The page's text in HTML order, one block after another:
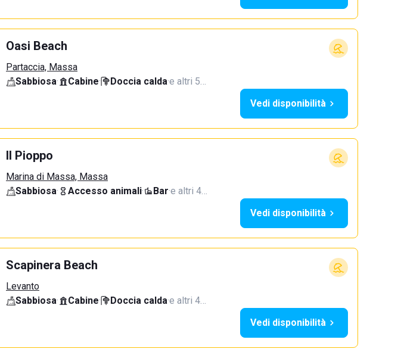
Oasi Beach
Partaccia, Massa
Sabbiosa· Cabine· Doccia calda·e altri 5…
Vedi disponibilità
Il Pioppo
Marina di Massa, Massa
Sabbiosa· Accesso animali· Bar·e altri 4…
Vedi disponibilità
Scapinera Beach
Levanto
Sabbiosa· Cabine· Doccia calda·e altri 4…
Vedi disponibilità